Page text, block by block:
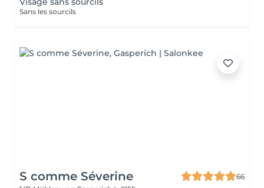
Sans les sourcils
S comme Séverine
66